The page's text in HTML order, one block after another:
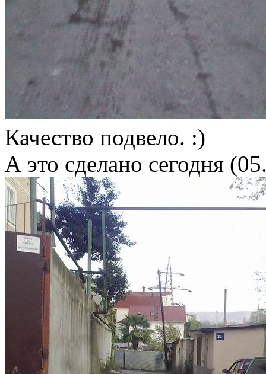
Качество подвело. :)
А это сделано сегодня